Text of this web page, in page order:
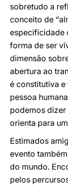
sobretudo a
conceito de
especificidade
forma de ser
dimensão
abertura ao
é constitutiva
pessoa
podemos dizer
orienta para
Estimados
evento
do mundo.
pelos